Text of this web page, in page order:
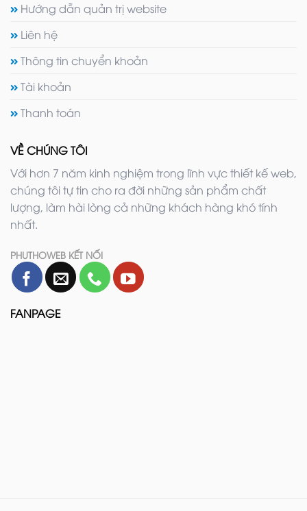
Hướng dẫn quản trị website
Liên hệ
Thông tin chuyển khoản
Tài khoản
Thanh toán
VỀ CHÚNG TÔI
Với hơn 7 năm kinh nghiệm trong lĩnh vực thiết kế web,
chúng tôi tự tin cho ra đời những sản phẩm chất
lượng, làm hài lòng cả những khách hàng khó tính
nhất.
PHUTHOWEB KẾT NỐI
FANPAGE